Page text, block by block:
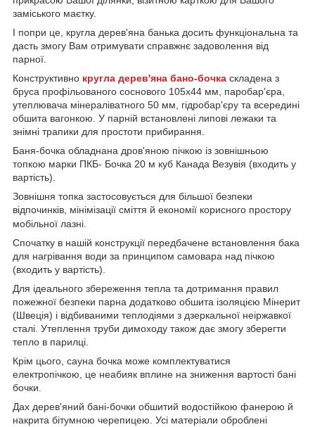
заміського маєтку.
І попри це, кругла дерев'яна банька досить функціональна та
дасть змогу Вам отримувати справжнє задоволення від
парної.
Конструктивно кругла дерев'яна бано-бочка складена з
бруса профільованого соснового 105х44 мм, паробар'єра,
утеплювача мінераліватного 50 мм, гідробар'єру та всередині
обшита вагонкою. У парній встановлені липові лежаки та
знімні трапики для простоти прибирання.
Баня-бочка обладнана дров'яною пічкою із зовнішньою
топкою марки ПКБ- Бочка 20 м куб Канада Везувія (входить у
вартість).
Зовнішня топка застосовується для більшої безпеки
відпочинків, мінімізації сміття й економії корисного простору
мобільної лазні.
Спочатку в нашій конструкції передбачене встановлення бака
для нагрівання води за принципом самовара над пічкою
(входить у вартість).
Для ідеального збереження тепла та дотримання правил
пожежної безпеки парна додатково обшита ізоляцією Мінерит
(Швеція) і відбиваними теплодіями з дзеркальної неіржавкої
сталі. Утеплення труби димоходу також дає змогу зберегти
тепло в парилці.
Крім цього, сауна бочка може комплектуватися
електропічкою, це неабияк вплине на зниження вартості бані
бочки.
Дах дерев'яний бані-бочки обшитий водостійкою фанерою й
накрита бітумною черепицею. Усі матеріали оброблені